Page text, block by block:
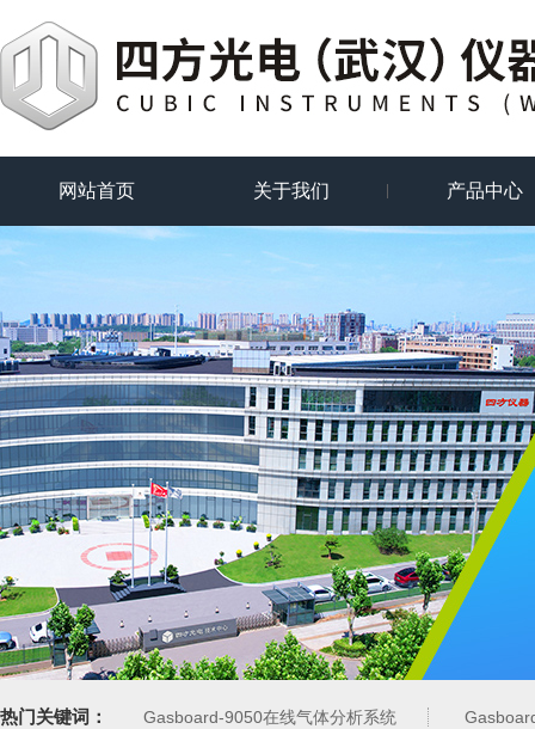
网站首页 关于我们 产品中心
热门关键词： Gasboard-9050在线气体分析系统